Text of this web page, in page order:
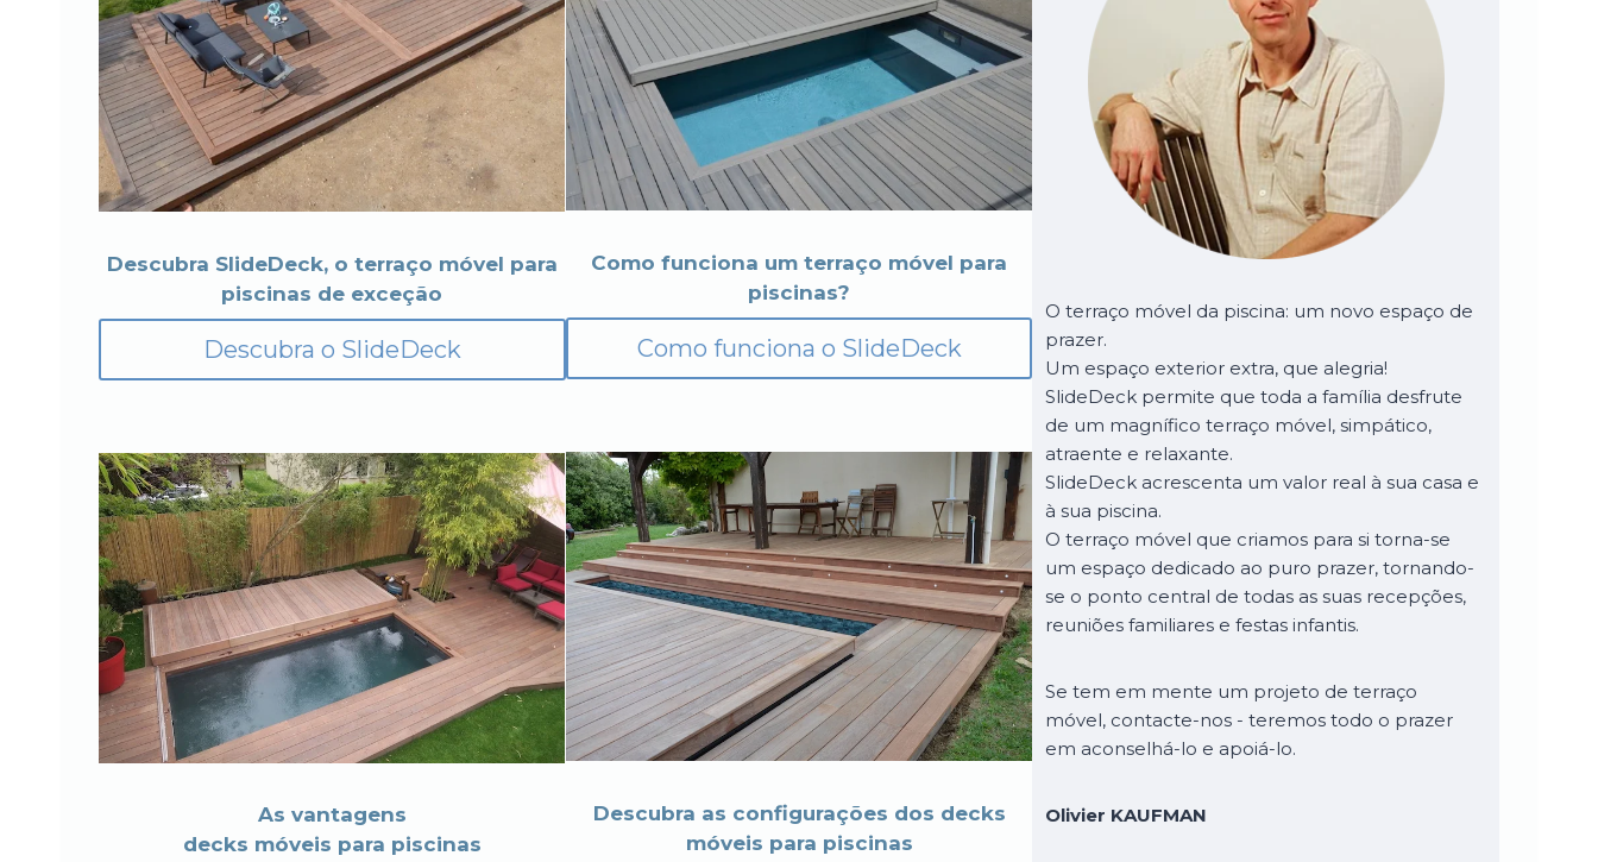
Descubra SlideDeck, o terraço móvel para
piscinas de exceção
Descubra o SlideDeck
As vantagens
decks móveis para piscinas
Como funciona um terraço móvel para
piscinas?
Como funciona o SlideDeck
Descubra as configurações dos decks
móveis para piscinas
O terraço móvel da piscina: um novo espaço de
prazer.
Um espaço exterior extra, que alegria!
SlideDeck permite que toda a família desfrute
de um magnífico terraço móvel, simpático,
atraente e relaxante.
SlideDeck acrescenta um valor real à sua casa e
à sua piscina.
O terraço móvel que criamos para si torna-se
um espaço dedicado ao puro prazer, tornando-
se o ponto central de todas as suas recepções,
reuniões familiares e festas infantis.
Se tem em mente um projeto de terraço
móvel, contacte-nos - teremos todo o prazer
em aconselhá-lo e apoiá-lo.
Olivier KAUFMAN